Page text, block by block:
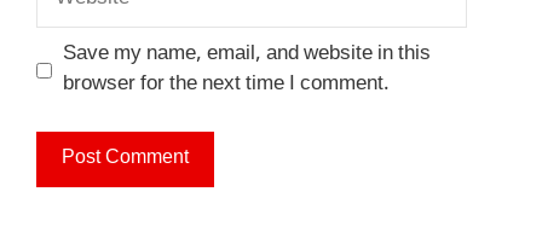
Save my name, email, and website in this
browser for the next time I comment.